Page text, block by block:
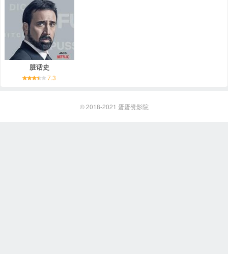
脏话史
7.3
© 2018-2021 蛋蛋赞影院